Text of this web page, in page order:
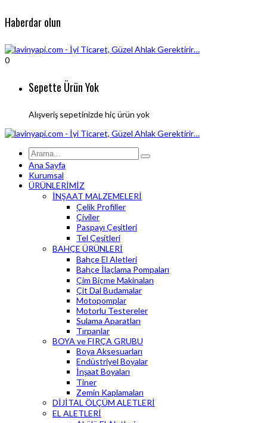
Haberdar olun
0
Sepette Ürün Yok
Alışveriş sepetinizde hiç ürün yok
Ana Sayfa
Kurumsal
ÜRÜNLERİMİZ
İNŞAAT MALZEMELERİ
Çelik Profiller
Çiviler
Paspayı Çeşitleri
Tel Çeşitleri
BAHÇE ÜRÜNLERİ
Bahçe El Aletleri
Bahçe İlaçlama Pompaları
Çim Biçme Makinaları
Çit Dal Budamalar
Motopomplar
Motorlu Testereler
Sulama Aparatları
Tırpanlar
BOYA ve FIRÇA GRUBU
Boya Aksesuarları
Endüstriyel Boyalar
İnşaat Boyaları
Tiner
Zemin Kaplamaları
DİJİTAL ÖLÇÜM ALETLERİ
EL ALETLERİ